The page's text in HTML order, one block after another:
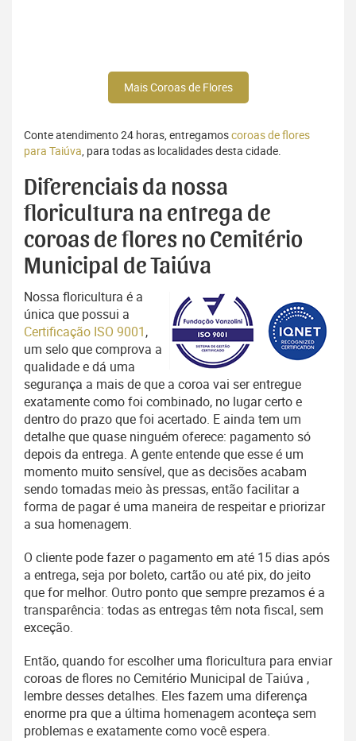
Mais Coroas de Flores
Conte atendimento 24 horas, entregamoscoroas de flores
para Taiúva, para todas as localidades desta cidade.
Diferenciais da nossa
floricultura na entrega de
coroas de flores no Cemitério
Municipal de Taiúva
Nossa floricultura é a
única que possui a
Certificação ISO 9001,
um selo que comprova a
qualidade e dá uma
segurança a mais de que a coroa vai ser entregue
exatamente como foi combinado, no lugar certo e
dentro do prazo que foi acertado. E ainda tem um
detalhe que quase ninguém oferece: pagamento só
depois da entrega. A gente entende que esse é um
momento muito sensível, que as decisões acabam
sendo tomadas meio às pressas, então facilitar a
forma de pagar é uma maneira de respeitar e priorizar
a sua homenagem.
O cliente pode fazer o pagamento em até 15 dias após
a entrega, seja por boleto, cartão ou até pix, do jeito
que for melhor. Outro ponto que sempre prezamos é a
transparência: todas as entregas têm nota fiscal, sem
exceção.
Então, quando for escolher uma floricultura para enviar
coroas de flores no Cemitério Municipal de Taiúva ,
lembre desses detalhes. Eles fazem uma diferença
enorme pra que a última homenagem aconteça sem
problemas e exatamente como você espera.